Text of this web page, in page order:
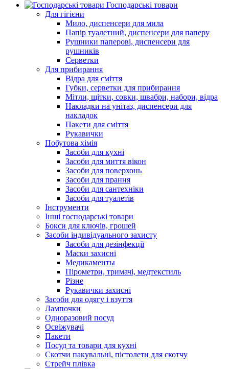
Господарські товари
Для гігієни
Мило, диспенсери для мила
Папір туалетний, диспенсери для паперу
Рушники паперові, диспенсери для
рушників
Серветки
Для прибирання
Відра для сміття
Губки, серветки для прибирання
Мітли, щітки, совки, швабри, набори, відра
Накладки на унітаз, диспенсери для
накладок
Пакети для сміття
Рукавички
Побутова хімія
Засоби для кухні
Засоби для миття вікон
Засоби для поверхонь
Засоби для прання
Засоби для сантехніки
Засоби для туалетів
Інструменти
Інші господарські товари
Бокси для ключів, грошей
Засоби індивідуального захисту
Засоби для дезінфекції
Маски захисні
Медикаменты
Пірометри, тримачі, медтекстиль
Різне
Рукавички захисні
Засоби для одягу і взуття
Лампочки
Одноразовий посуд
Освіжувачі
Пакети
Посуд та товари для кухні
Скотчи пакувальні, пістолети для скотчу
Стрейч плівка